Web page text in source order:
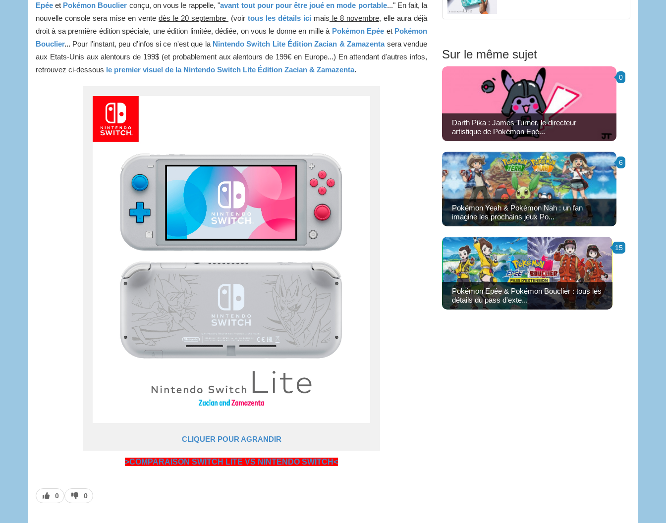
Epée et Pokémon Bouclier conçu, on vous le rappelle, "avant tout pour pour être joué en mode portable..." En fait, la
nouvelle console sera mise en vente dès le 20 septembre (voir tous les détails ici mais le 8 novembre, elle aura déjà
droit à sa première édition spéciale, une édition limitée, dédiée, on vous le donne en mille à Pokémon Epée et Pokémon
Bouclier... Pour l'instant, peu d'infos si ce n'est que la Nintendo Switch Lite Édition Zacian & Zamazenta sera vendue
aux Etats-Unis aux alentours de 199$ (et probablement aux alentours de 199€ en Europe...) En attendant d'autres infos,
retrouvez ci-dessous le premier visuel de la Nintendo Switch Lite Édition Zacian & Zamazenta.
CLIQUER POUR AGRANDIR
>COMPARAISON SWITCH LITE VS NINTENDO SWITCH<
J’aime
0
J’aime
pas
0
Sur le même sujet
0
Darth Pika : James Turner, le directeur
artistique de Pokémon Epé...
6
Pokémon Yeah & Pokémon Nah : un fan
imagine les prochains jeux Po...
15
Pokémon Epée & Pokémon Bouclier : tous les
détails du pass d'exte...